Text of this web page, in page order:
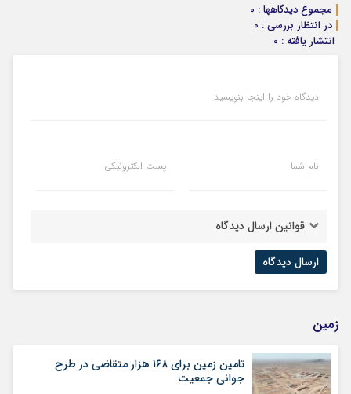
مجموع دیدگاهها : 0
در انتظار بررسی : 0
انتشار یافته : 0
دیدگاه خود را اینجا بنویسید
نام شما پست الکترونیکی
قوانین ارسال دیدگاه
زمین
تامین زمین برای ۱۶۸ هزار متقاضی در طرح
جوانی جمعیت